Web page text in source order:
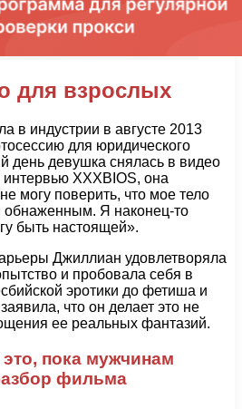
для взрослых
в индустрии в августе 2013
для юридического
день девушка снялась в видео
XXXBIOS, она
могу поверить, что мое тело
обнаженным. Я наконец-то
быть настоящей».
Джиллиан удовлетворяла
и пробовала себя в
эротики до фетиша и
что он делает это не
ее реальных фантазий.
пока мужчинам
фильма